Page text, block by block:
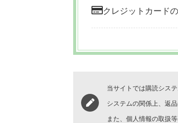
クレジットカードの
当サイトでは購読シス
システムの関係上、返
また、個人情報の取扱